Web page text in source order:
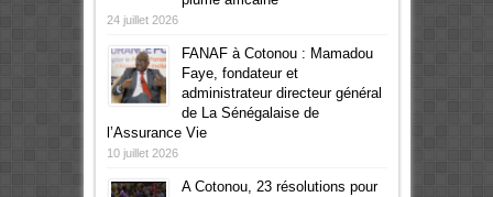
24 juillet 2026
FANAF à Cotonou : Mamadou
Faye, fondateur et
administrateur directeur général
de La Sénégalaise de
l’Assurance Vie
10 juillet 2026
A Cotonou, 23 résolutions pour